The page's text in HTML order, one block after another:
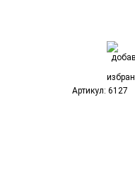
Артикул: 6127